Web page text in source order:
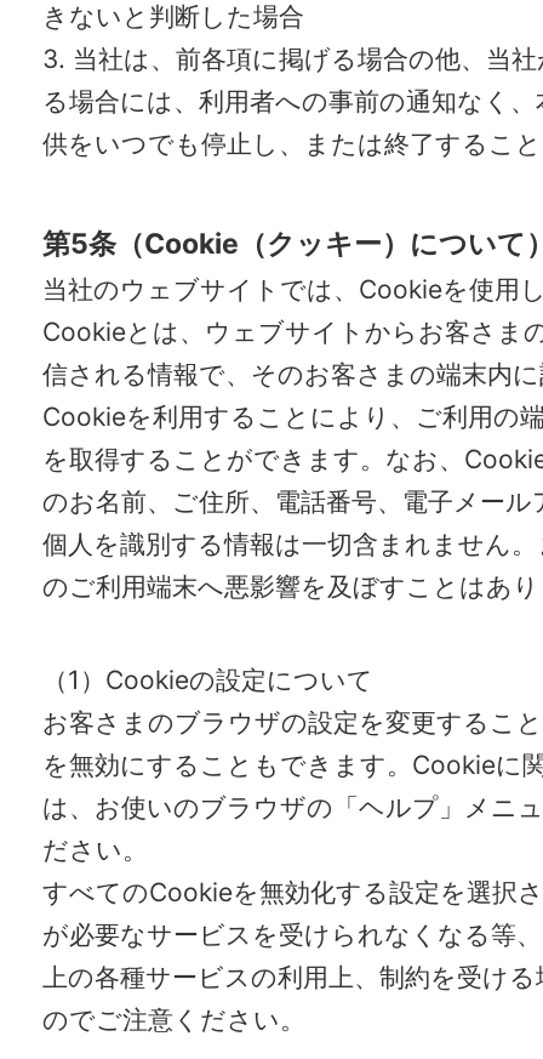
きないと判断した場合
3. 当社は、前各項に掲げる場合の他、当
る場合には、利用者への事前の通知なく
供をいつでも停止し、または終了するこ
第5条（Cookie（クッキー）について
当社のウェブサイトでは、Cookieを使用
Cookieとは、ウェブサイトからお客さま
信される情報で、そのお客さまの端末内
Cookieを利用することにより、ご利用の
を取得することができます。なお、
のお名前、ご住所、電話番号、電子メー
個人を識別する情報は一切含まれません
のご利用端末へ悪影響を及ぼすことはあ
（1）Cookieの設定について
お客さまのブラウザの設定を変更するこ
を無効にすることもできます。Cookieに
は、お使いのブラウザの「ヘルプ」メニ
ださい。
すべてのCookieを無効化する設定を選択
が必要なサービスを受けられなくなる等
上の各種サービスの利用上、制約を受け
のでご注意ください。